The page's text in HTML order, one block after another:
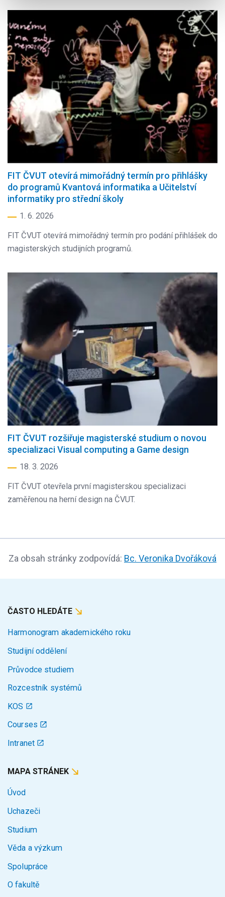
FIT ČVUT otevírá mimořádný termín pro přihlášky
do programů Kvantová informatika a Učitelství
informatiky pro střední školy
1. 6. 2026
FIT ČVUT otevírá mimořádný termín pro podání přihlášek do
magisterských studijních programů.
FIT ČVUT rozšiřuje magisterské studium o novou
specializaci Visual computing a Game design
18. 3. 2026
FIT ČVUT otevřela první magisterskou specializaci
zaměřenou na herní design na ČVUT.
Za obsah stránky zodpovídá: Bc. Veronika Dvořáková
ČASTO HLEDÁTE
Harmonogram akademického roku
Studijní oddělení
Průvodce studiem
Rozcestník systémů
KOS
Courses
Intranet
MAPA STRÁNEK
Úvod
Uchazeči
Studium
Věda a výzkum
Spolupráce
O fakultě